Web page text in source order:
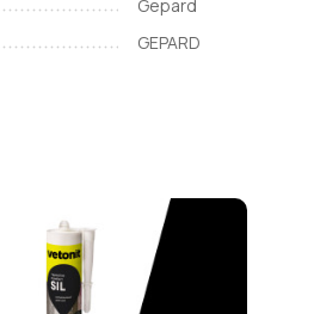
Gepard
GEPARD